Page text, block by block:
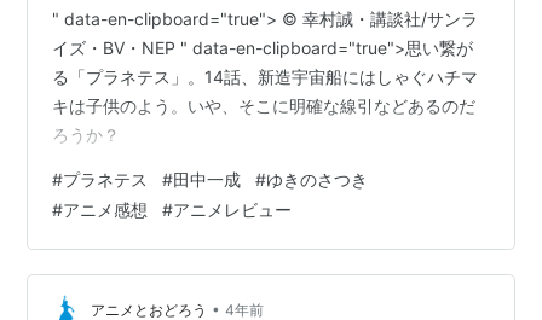
" data-en-clipboard="true"> © 幸村誠・講談社/サンラ
イズ・BV・NEP " data-en-clipboard="true">思い繋が
る「プラネテス」。14話、新造宇宙船にはしゃぐハチマ
キは子供のよう。いや、そこに明確な線引などあるのだ
ろうか？
#プラネテス #田中一成 #ゆきのさつき
#アニメ感想 #アニメレビュー
アニメとおどろう • 4年前